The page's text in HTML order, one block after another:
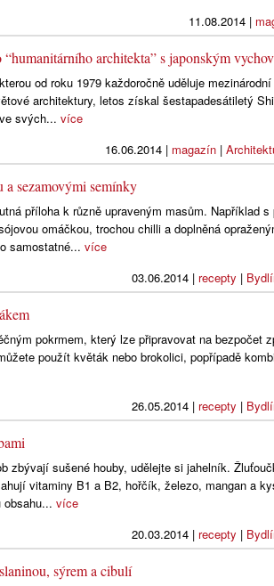
11.08.2014|
architekta” s japonským
od roku 1979 každoročně uděluje
architektury, letos získal šestapadesátiletý
svých...více
16.06.2014| magazín|
a sezamovými semínky
příloha k různě upraveným masům. Například s
omáčkou, trochou chilli a doplněná
samostatné...více
03.06.2014| recepty |
pokrmem, který lze připravovat na bezpočet
použít květák nebo brokolici, popřípadě
26.05.2014| recepty |
zbývají sušené houby, udělejte si jahelník.
vitaminy B1 a B2, hořčík, železo, mangan a
obsahu...více
20.03.2014| recepty |
sýrem a cibulí